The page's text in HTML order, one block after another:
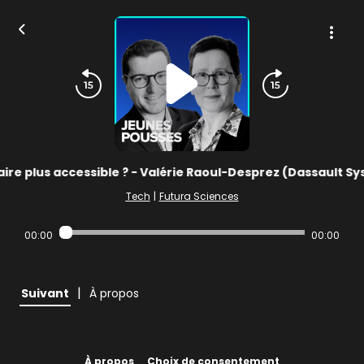
accessible ? - Valérie Raoul-Desprez (Dassault
Tech | Futura Sciences
00:00 00:00
Suivant | À propos
À propos Choix de consentement